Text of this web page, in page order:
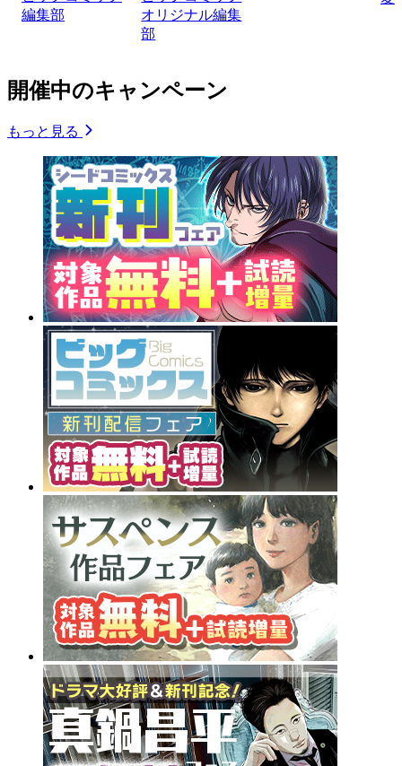
編集部
オリジナル編集
部
開催中のキャンペーン
もっと見る